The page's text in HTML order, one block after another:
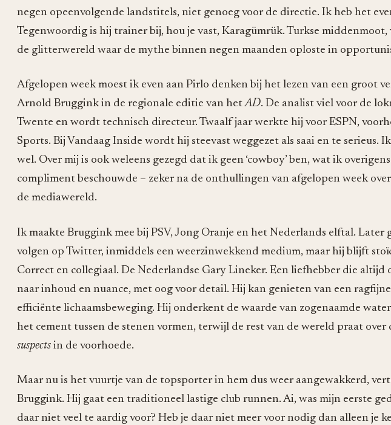
negen opeenvolgende landstitels, niet genoeg voor de directie. Ik heb het
Tegenwoordig is hij trainer bij, hou je vast, Karagümrük. Turkse middenmoot,
de glitterwereld waar de mythe binnen negen maanden oploste in
Afgelopen week moest ik even aan Pirlo denken bij het lezen van een groot
Arnold Bruggink in de regionale editie van hetAD. De analist viel voor de
Twente en wordt technisch directeur. Twaalf jaar werkte hij voor ESPN,
Sports. Bij Vandaag Inside wordt hij steevast weggezet als saai en te serieus.
wel. Over mij is ook weleens gezegd dat ik geen ‘cowboy’ ben, wat ik
compliment beschouwde – zeker na de onthullingen van afgelopen week
de mediawereld.
Ik maakte Bruggink mee bij PSV, Jong Oranje en het Nederlands elftal. Later
volgen op Twitter, inmiddels een weerzinwekkend medium, maar hij blijft
Correct en collegiaal. De Nederlandse Gary Lineker. Een liefhebber die altijd
naar inhoud en nuance, met oog voor detail. Hij kan genieten van een
efficiënte lichaamsbeweging. Hij onderkent de waarde van zogenaamde
het cement tussen de stenen vormen, terwijl de rest van de wereld praat over
suspects in de voorhoede.
Maar nu is het vuurtje van de topsporter in hem dus weer aangewakkerd,
Bruggink. Hij gaat een traditioneel lastige club runnen. Ai, was mijn eerste
daar niet veel te aardig voor? Heb je daar niet meer voor nodig dan alleen je